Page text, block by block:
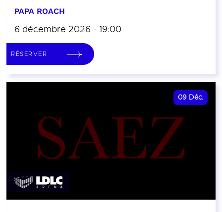
PAPA ROACH
6 décembre 2026 - 19:00
RÉSERVER
09 Déc.